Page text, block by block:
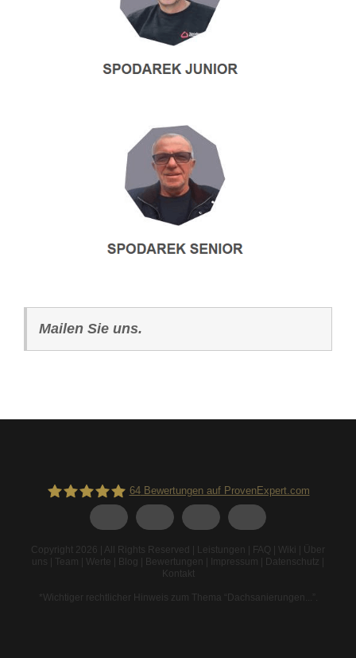
Mailen Sie uns.
64Bewertungen auf ProvenExpert.com
Copyright 2026 | All Rights Reserved | Leistungen FAQ Wiki
Über
uns
Team Werte Blog Bewertungen Impressum Datenschutz
Kontakt
*Wichtiger rechtlicher Hinweis zum Thema “Dachsanierungen...” .